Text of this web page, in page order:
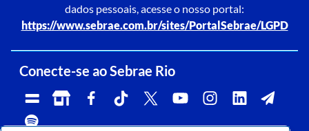
dados pessoais, acesse o nosso portal:
https://www.sebrae.com.br/sites/PortalSebrae/LGPD
Conecte-se ao Sebrae Rio